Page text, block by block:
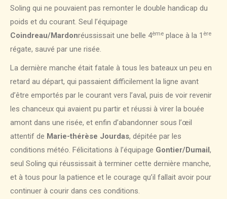
Soling qui ne pouvaient pas remonter le double handicap du
poids et du courant. Seul l’équipage
Coindreau/Mardonréussissait une belle 4ème place à la 1 ère
régate, sauvé par une risée.
La dernière manche était fatale à tous les bateaux un peu en
retard au départ, qui passaient difficilement la ligne avant
d’être emportés par le courant vers l’aval, puis de voir revenir
les chanceux qui avaient pu partir et réussi à virer la bouée
amont dans une risée, et enfin d’abandonner sous l’œil
attentif de Marie-thérèse Jourdas, dépitée par les
conditions météo. Félicitations à l’équipage Gontier/Dumail ,
seul Soling qui réussissait à terminer cette dernière manche,
et à tous pour la patience et le courage qu’il fallait avoir pour
continuer à courir dans ces conditions.